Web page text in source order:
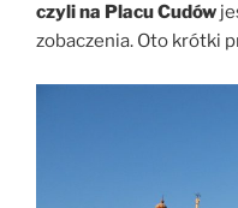
czyli na Placu Cudów
zobaczenia. Oto krótki